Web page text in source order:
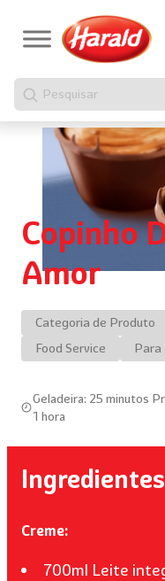
Pesquisar
Copinho
Amor
Categoria de Produto
Food Service
Para
Geladeira: 25 minutos
1 hora
Ingredientes
Creme:
700ml Leite